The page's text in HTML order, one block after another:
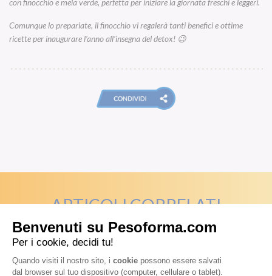
Comunque lo prepariate, il finocchio vi regalerà tanti benefici e ottime
ricette per inaugurare l’anno all’insegna del detox! 😉
ARTICOLI CORRELATI